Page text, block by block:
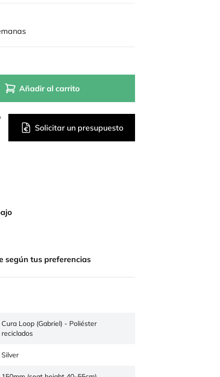
Añadir al carrito
Solicitar un presupuesto
según tus preferencias
Cura Loop (Gabriel) - Poliéster
reciclados
Silver